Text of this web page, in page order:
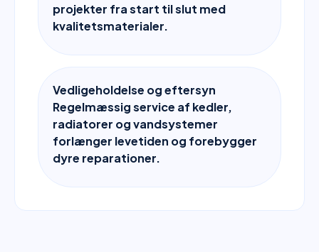
projekter fra start til slut med
kvalitetsmaterialer.
Vedligeholdelse og eftersyn
Regelmæssig service af kedler,
radiatorer og vandsystemer
forlænger levetiden og forebygger
dyre reparationer.